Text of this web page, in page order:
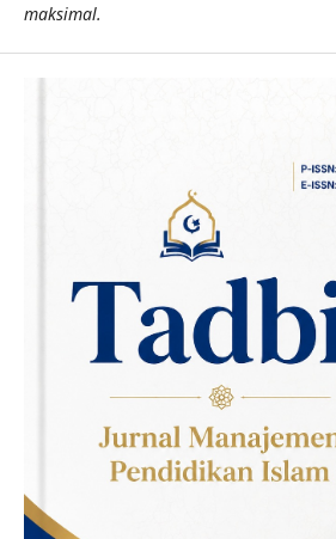
maksimal.